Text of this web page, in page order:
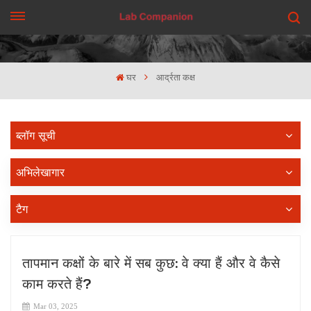
घर आर्द्रता कक्ष
ब्लॉग सूची
अभिलेखागार
टैग
तापमान कक्षों के बारे में सब कुछ: वे क्या हैं और वे कैसे
काम करते हैं?
Mar 03, 2025